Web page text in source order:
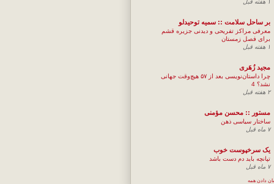
بر ساحل سلامت :: سمیه توحیدلو
معرفی مراکز تفریحی و دیدنی جزیره قشم
برای فصل زمستان
۱ هفته قبل
مجيد زُهَری
چرا داستان‌نویسی بعد از ۵۷ هیچ‌وقت جهانی
نشد؟ 4
۲ هفته قبل
مستور :: محسن مؤمنی
ساختار سیاسی ذهن
۷ ماه قبل
یک سرخپوست خوب
تپانچه باید دم دست باشد
۷ ماه قبل
دادن همه